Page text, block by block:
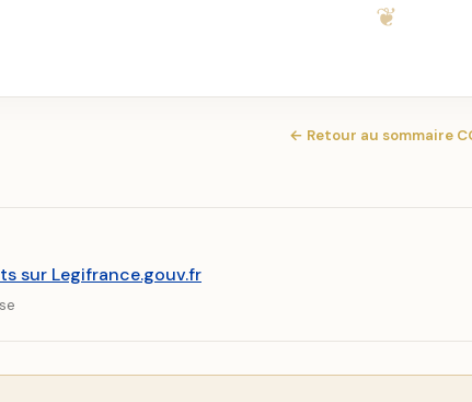
← Retour au sommaire
sur Legifrance.gouv.fr